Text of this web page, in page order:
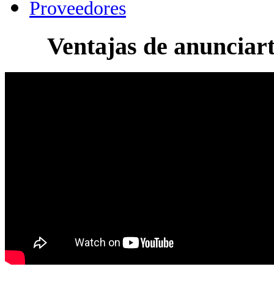
Proveedores
Ventajas de